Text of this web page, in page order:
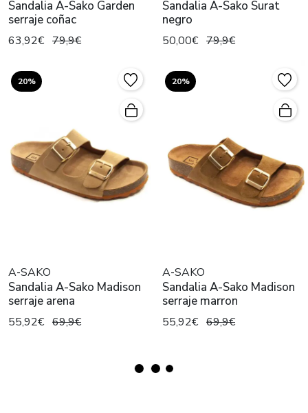
Sandalia A-Sako Garden
serraje coñac
63,92€ 79,9€
Sandalia A-Sako Surat
negro
50,00€ 79,9€
20%
A-SAKO
Sandalia A-Sako Madison
serraje arena
55,92€ 69,9€
20%
A-SAKO
Sandalia A-Sako Madison
serraje marron
55,92€ 69,9€